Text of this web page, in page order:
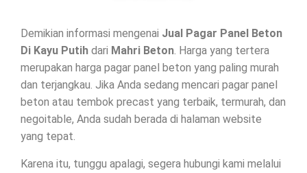
Demikian informasi mengenai Jual Pagar Panel Beton
Di Kayu Putih dari Mahri Beton. Harga yang tertera
merupakan harga pagar panel beton yang paling murah
dan terjangkau. Jika Anda sedang mencari pagar panel
beton atau tembok precast yang terbaik, termurah, dan
negoitable, Anda sudah berada di halaman website
yang tepat.
Karena itu, tunggu apalagi, segera hubungi kami melalui